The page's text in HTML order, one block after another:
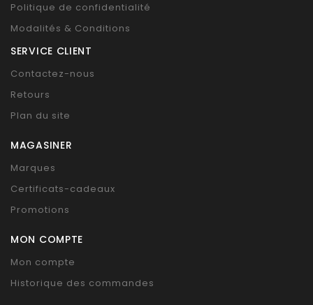
Politique de confidentialité
Modalités & Conditions
SERVICE CLIENT
Contactez-nous
Retours
Plan du site
MAGASINER
Marques
Certificats-cadeaux
Promotions
MON COMPTE
Mon compte
Historique des commandes